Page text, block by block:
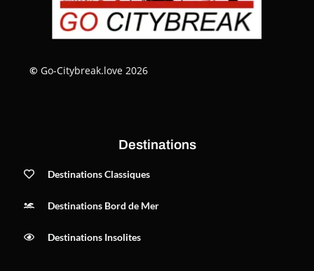
© Go-Citybreak.love 2026
Destinations
Destinations Classiques
Destinations Bord de Mer
Destinations Insolites